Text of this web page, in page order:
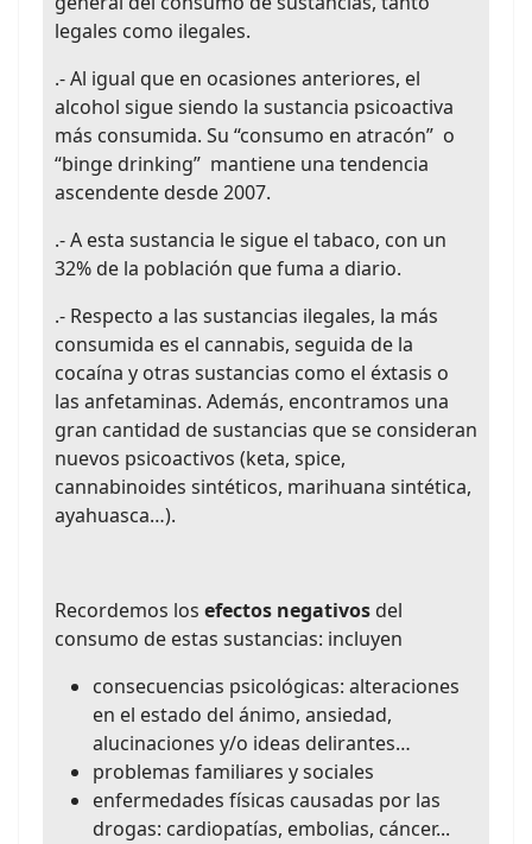
legales como ilegales.
.- Al igual que en ocasiones anteriores, el
alcohol sigue siendo la sustancia psicoactiva
más consumida. Su “consumo en atracón” o
“binge drinking” mantiene una tendencia
ascendente desde 2007.
.- A esta sustancia le sigue el tabaco, con un
32% de la población que fuma a diario.
.- Respecto a las sustancias ilegales, la más
consumida es el cannabis, seguida de la
cocaína y otras sustancias como el éxtasis o
las anfetaminas. Además, encontramos una
gran cantidad de sustancias que se consideran
nuevos psicoactivos (keta, spice,
cannabinoides sintéticos, marihuana sintética,
ayahuasca…).
Recordemos los efectos negativos del
consumo de estas sustancias: incluyen
consecuencias psicológicas: alteraciones
en el estado del ánimo, ansiedad,
alucinaciones y/o ideas delirantes…
problemas familiares y sociales
enfermedades físicas causadas por las
drogas: cardiopatías, embolias, cáncer...